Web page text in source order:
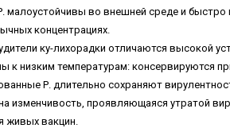
малоустойчивы во внешней среде и
концентрациях.
ку-лихорадки отличаются высокой
к низким температурам: консервируются
Р. длительно сохраняют
изменчивость, проявляющаяся утратой
живых вакцин.